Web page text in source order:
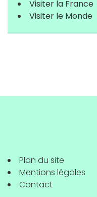
Visiter la France
Visiter le Monde
Plan du site
Mentions légales
Contact